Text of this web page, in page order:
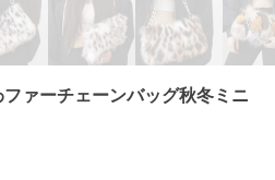
ァーチェーンバッグ秋冬ミニ